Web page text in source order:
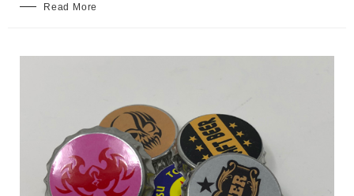
Read More